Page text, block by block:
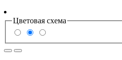
Цветовая схема